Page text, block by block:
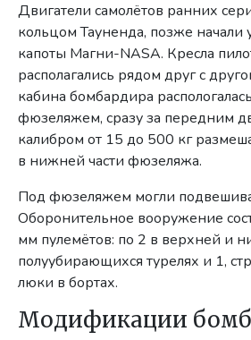
Двигатели самолётов ранних
кольцом Тауненда, позже начали
капоты Магни-NASA. Кресла
располагались рядом друг с
кабина бомбардира
фюзеляжем, сразу за передним
калибром от 15 до 500 кг
в нижней части фюзеляжа.
Под фюзеляжем могли
Оборонительное вооружение
мм пулемётов: по 2 в верхней и
полуубирающихся турелях и 1,
люки в бортах.
Модификации